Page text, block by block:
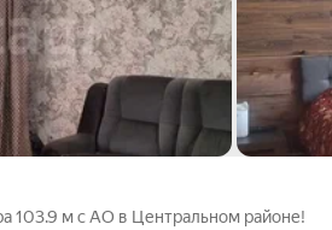
103.9 м с АО в Центральном районе!